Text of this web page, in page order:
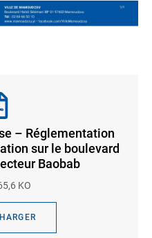
– Réglementation
sur le boulevard
Baobab
KO